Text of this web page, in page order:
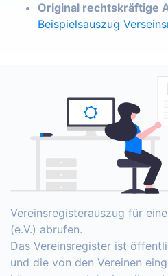
Original rechtskräftige
Beispielsauszug
Vereinsregisterauszug für
(e.V.) abrufen.
Das Vereinsregister ist
und die von den Vereinen